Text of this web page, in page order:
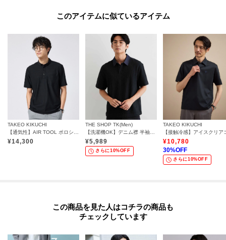
このアイテムに似ているアイテム
TAKEO KIKUCHI
【通気性】AIR TOOL ポロシャツ
¥14,300
THE SHOP TK(Men)
【洗濯機OK】デニム襟 半袖ポロシャツ
¥5,989
さらに10%OFF
TAKEO KIKUCHI
¥10,780
30%OFF
さらに10%OFF
この商品を見た人はコチラの商品も
チェックしています